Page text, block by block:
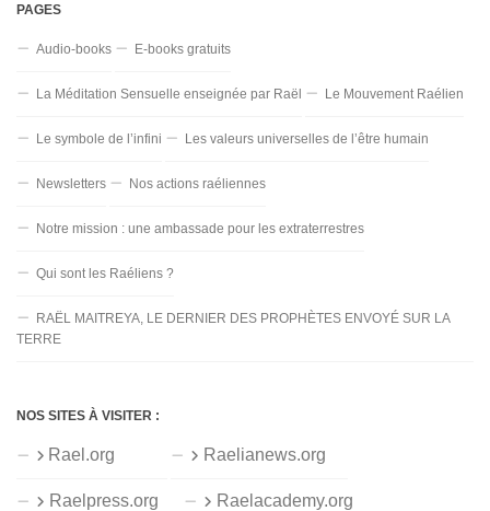
PAGES
Audio-books E-books gratuits
La Méditation Sensuelle enseignée par Raël Le Mouvement Raélien
Le symbole de l’infini Les valeurs universelles de l’être humain
Newsletters Nos actions raéliennes
Notre mission : une ambassade pour les extraterrestres
Qui sont les Raéliens ?
RAËL MAITREYA, LE DERNIER DES PROPHÈTES ENVOYÉ SUR LA
TERRE
NOS SITES À VISITER :
Rael.org Raelianews.org
Raelpress.org Raelacademy.org